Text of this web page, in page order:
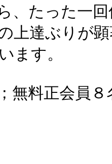
、たった一
上達ぶりが
ます。
無料正会員